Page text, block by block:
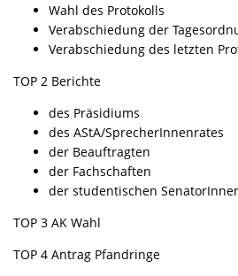
Wahl des Protokolls
Verabschiedung der
Verabschiedung des letzten
TOP 2 Berichte
des Präsidiums
des AStA/SprecherInnenrates
der Beauftragten
der Fachschaften
der studentischen
TOP 3 AK Wahl
TOP 4 Antrag Pfandringe